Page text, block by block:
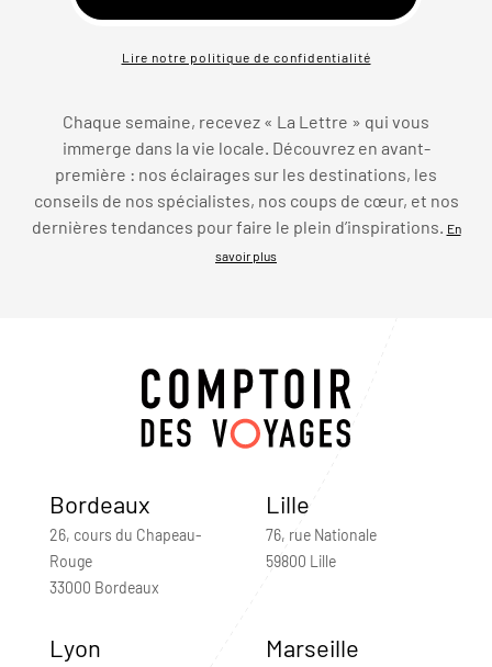
Lire notre politique de confidentialité
Chaque semaine, recevez « La Lettre » qui vous
immerge dans la vie locale. Découvrez en avant-
première : nos éclairages sur les destinations, les
conseils de nos spécialistes, nos coups de cœur, et nos
dernières tendances pour faire le plein d’inspirations. En
savoir plus
Bordeaux
26, cours du Chapeau-
Rouge
33000 Bordeaux
Lille
76, rue Nationale
59800 Lille
Lyon Marseille